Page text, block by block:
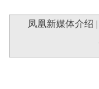
凤凰新媒体介绍 |